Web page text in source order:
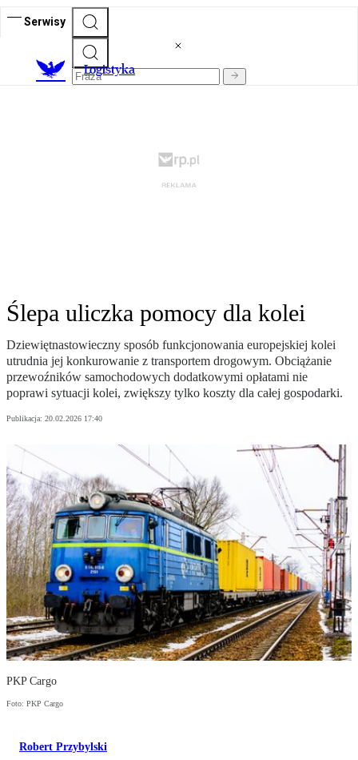
Serwisy
Logistyka
Ślepa uliczka pomocy dla kolei
Dziewiętnastowieczny sposób funkcjonowania europejskiej kolei
utrudnia jej konkurowanie z transportem drogowym. Obciążanie
przewoźników samochodowych dodatkowymi opłatami nie
poprawi sytuacji kolei, zwiększy tylko koszty dla całej gospodarki.
Publikacja: 20.02.2026 17:40
PKP Cargo
Foto: PKP Cargo
Robert Przybylski